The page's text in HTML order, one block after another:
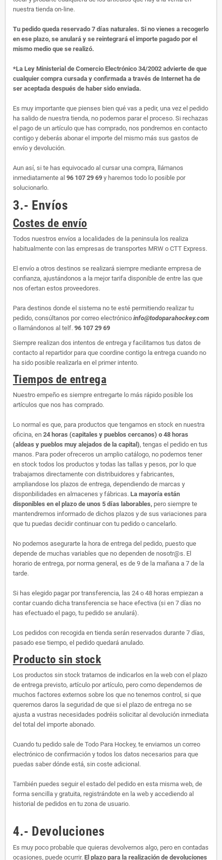
nuestra tienda on-line.
Tu pedido queda reservado 7 días naturales. Si no vienes a recogerlo
en ese plazo, se anulará y se reintegrará el importe pagado por el
mismo medio que se realizó.
*La Ley Ministerial de Comercio Electrónico 34/2002 advierte de que
cualquier compra cursada y confirmada a través de Internet ha de
ser aceptada después de haber sido enviada.
Es muy importante que pienses bien qué vas a pedir, una vez el pedido
ha salido de nuestra tienda, no podemos parar el proceso. Si rechazas
el pago de un artículo que has comprado, nos pondremos en contacto
contigo y deberás abonar el importe del mismo más sus gastos de
envío y devolución.
Aun así, si te has equivocado al cursar una compra, llámanos
inmediatamente al 96 107 29 69 y haremos todo lo posible por
solucionarlo.
3.- Envíos
Costes de envío
Todos nuestros envíos a localidades de la peninsula los realiza
habitualmente con las empresas de transportes MRW o CTT Express.
El envío a otros destinos se realizará siempre mediante empresa de
confianza, ajustándonos a la mejor tarifa disponible de entre las que
nos ofertan estos proveedores.
Para destinos donde el sistema no te esté permitiendo realizar tu
pedido, consúltanos por correo electrónico info@todoparahockey.com
o llamándonos al telf. 96 107 29 69
Siempre realizan dos intentos de entrega y facilitamos tus datos de
contacto al repartidor para que coordine contigo la entrega cuando no
ha sido posible realizarla en el primer intento.
Tiempos de entrega
Nuestro empeño es siempre entregarte lo más rápido posible los
artículos que nos has comprado.
Lo normal es que, para productos que tengamos en stock en nuestra
oficina, en 24 horas (capitales y pueblos cercanos) o 48 horas
(aldeas y pueblos muy alejados de la capital), tengas el pedido en tus
manos. Para poder ofreceros un amplio catálogo, no podemos tener
en stock todos los productos y todas las tallas y pesos, por lo que
trabajamos directamente con distribuidores y fabricantes,
ampliandose los plazos de entrega, dependiendo de marcas y
disponbilidades en almacenes y fábricas. La mayoría están
disponibles en el plazo de unos 5 días laborables, pero siempre te
mantendremos informado de dichos plazos y de sus variaciones para
que tu puedas decidir continuar con tu pedido o cancelarlo.
No podemos asegurarte la hora de entrega del pedido, puesto que
depende de muchas variables que no dependen de nosotr@s. El
horario de entrega, por norma general, es de 9 de la mañana a 7 de la
tarde.
Si has elegido pagar por transferencia, las 24 o 48 horas empiezan a
contar cuando dicha transferencia se hace efectiva (si en 7 días no
has efectuado el pago, tu pedido se anulará).
Los pedidos con recogida en tienda serán reservados durante 7 días,
pasado ese tiempo, el pedido quedará anulado.
Producto sin stock
Los productos sin stock tratamos de indicarlos en la web con el plazo
de entrega previsto, artículo por artículo, pero como dependemos de
muchos factores externos sobre los que no tenemos control, si que
queremos daros la seguridad de que si el plazo de entrega no se
ajusta a vustras necesidades podréis solicitar al devolución inmediata
del total del importe abonado.
Cuando tu pedido sale de Todo Para Hockey, te enviamos un correo
electrónico de confirmación y todos los datos necesarios para que
puedas saber dónde está, sin coste adicional.
También puedes seguir el estado del pedido en esta misma web, de
forma sencilla y gratuita, registrándote en la web y accediendo al
historial de pedidos en tu zona de usuario.
4.- Devoluciones
Es muy poco probable que quieras devolvernos algo, pero en contadas
ocasiones, puede ocurrir. El plazo para la realización de devoluciones